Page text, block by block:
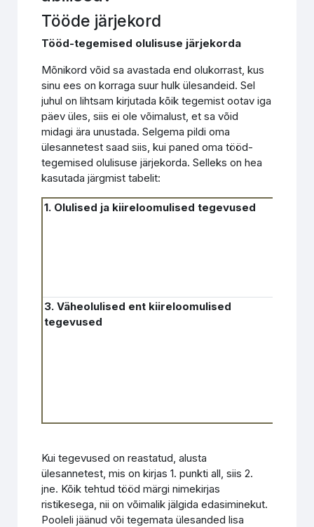
Tööde järjekord
Tööd-tegemised olulisuse järjekorda
Mõnikord võid sa avastada end olukorrast, kus
sinu ees on korraga suur hulk ülesandeid. Sel
juhul on lihtsam kirjutada kõik tegemist ootav iga
päev üles, siis ei ole võimalust, et sa võid
midagi ära unustada. Selgema pildi oma
ülesannetest saad siis, kui paned oma tööd-
tegemised olulisuse järjekorda. Selleks on hea
kasutada järgmist tabelit:
1. Olulised ja kiireloomulised tegevused
3. Väheolulised ent kiireloomulised
tegevused
Kui tegevused on reastatud, alusta
ülesannetest, mis on kirjas 1. punkti all, siis 2.
jne. Kõik tehtud tööd märgi nimekirjas
ristikesega, nii on võimalik jälgida edasiminekut.
Pooleli jäänud või tegemata ülesanded lisa